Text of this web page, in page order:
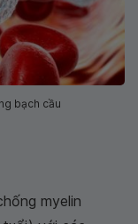
bạch cầu
myelin